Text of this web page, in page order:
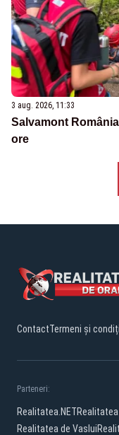
3 aug. 2026, 11:33
Salvamont
ore
ContactTermeni și
Parteneri:
Realitatea.NET
Realitatea de Vaslui